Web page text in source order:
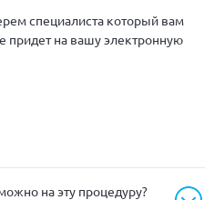
на эту процедуру?
специалиста который вам
придет на вашу электронную